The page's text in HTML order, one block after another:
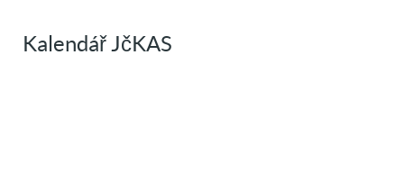
Kalendář JčKAS